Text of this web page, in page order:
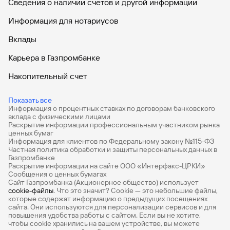
банковское приложение или личный кабинет
Включите спам-фильтр у сотового оператора — это
снизит количество звонков и сообщений от
мошенников
Отключите показ уведомлений на заблокированном
экране — так содержимое сообщений не увидят
посторонние
Подключите мобильное информирование, СМС или
пуш-уведомления, чтобы сразу видеть, какие
операции происходят с вашими счетами
Установите пароль на сим-карту — если потеряете
телефон, сим-картой не смогут воспользоваться
без вашего ведома
Сведения о наличии счетов и другой информации
Информация для нотариусов
Вклады
Карьера в Газпромбанке
Накопительный счет
Показать все
Дебетовые карты с бесплатным обслуживанием
Все накопительные счета
Банковские вклады на 3 месяца
Вклады с высоким процентом
Калькулятор вкладов
Виртуальные карты
Премиум
Информация о процентных ставках по договорам банковского
вклада с физическими лицами
Раскрытие информации профессиональным участником рынка
ценных бумаг
Информация для клиентов по Федеральному закону №115-ФЗ
Частная политика обработки и защиты персональных данных в
Газпромбанке
Раскрытие информации на сайте ООО «Интерфакс-ЦРКИ»
Сообщения о ценных бумагах
Сайт Газпромбанка (Акционерное общество) использует
cookie-файлы. Что это значит? Сookie — это небольшие файлы,
которые содержат информацию о предыдущих посещениях
сайта. Они используются для персонализации сервисов и для
повышения удобства работы с сайтом. Если вы не хотите,
чтобы сookie хранились на вашем устройстве, вы можете